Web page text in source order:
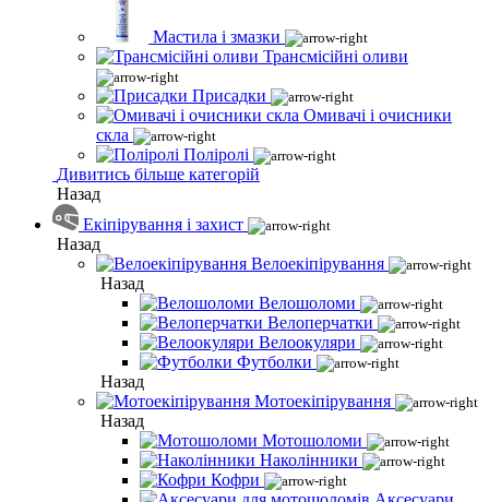
Мастила і змазки
Трансмісійні оливи
Присадки
Омивачі і очисники
скла
Поліролі
Дивитись більше категорій
Назад
Екіпірування і захист
Назад
Велоекіпірування
Назад
Велошоломи
Велоперчатки
Велоокуляри
Футболки
Назад
Мотоекіпірування
Назад
Мотошоломи
Наколінники
Кофри